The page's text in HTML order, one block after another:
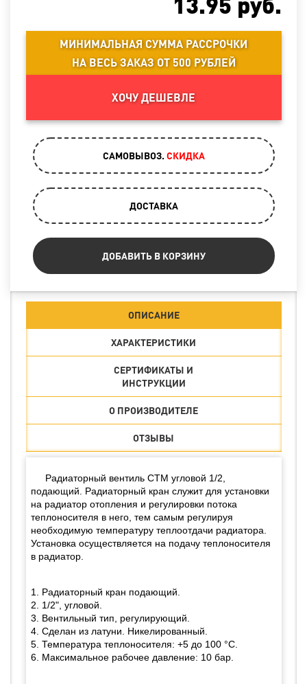
МИНИМАЛЬНАЯ СУММА РАССРОЧКИ
НА ВЕСЬ ЗАКАЗ ОТ 500 РУБЛЕЙ
ХОЧУ ДЕШЕВЛЕ
САМОВЫВОЗ. CКИДКА
ДОСТАВКА
ДОБАВИТЬ В КОРЗИНУ
ОПИСАНИЕ
ХАРАКТЕРИСТИКИ
СЕРТИФИКАТЫ И
ИНСТРУКЦИИ
О ПРОИЗВОДИТЕЛЕ
ОТЗЫВЫ
Радиаторный вентиль СТМ угловой 1/2,
подающий. Радиаторный кран служит для установки
на радиатор отопления и регулировки потока
теплоносителя в него, тем самым регулируя
необходимую температуру теплоотдачи радиатора.
Установка осуществляется на подачу теплоносителя
в радиатор.
1. Радиаторный кран подающий.
2. 1/2", угловой.
3. Вентильный тип, регулирующий.
4. Сделан из латуни. Никелированный.
5. Температура теплоносителя: +5 до 100 °C.
6. Максимальное рабочее давление: 10 бар.